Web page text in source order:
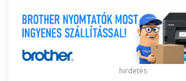
hirdetés